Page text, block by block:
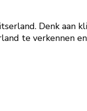
Denk aan
te verkennen